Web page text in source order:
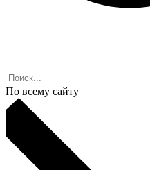
По всему сайту